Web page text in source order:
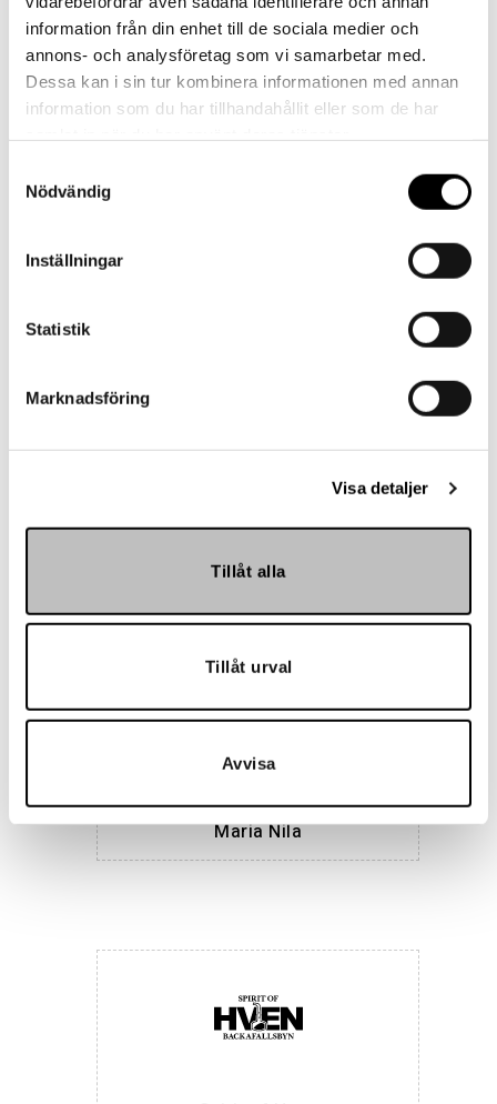
information från din enhet till de sociala medier och
annons- och analysföretag som vi samarbetar med.
Dessa kan i sin tur kombinera informationen med annan
information som du har tillhandahållit eller som de har
Nödvändig
Inställningar
Statistik
Marknadsföring
Visa detaljer
Tillåt alla
Tillåt urval
Avvisa
Referenser
Maria Nila